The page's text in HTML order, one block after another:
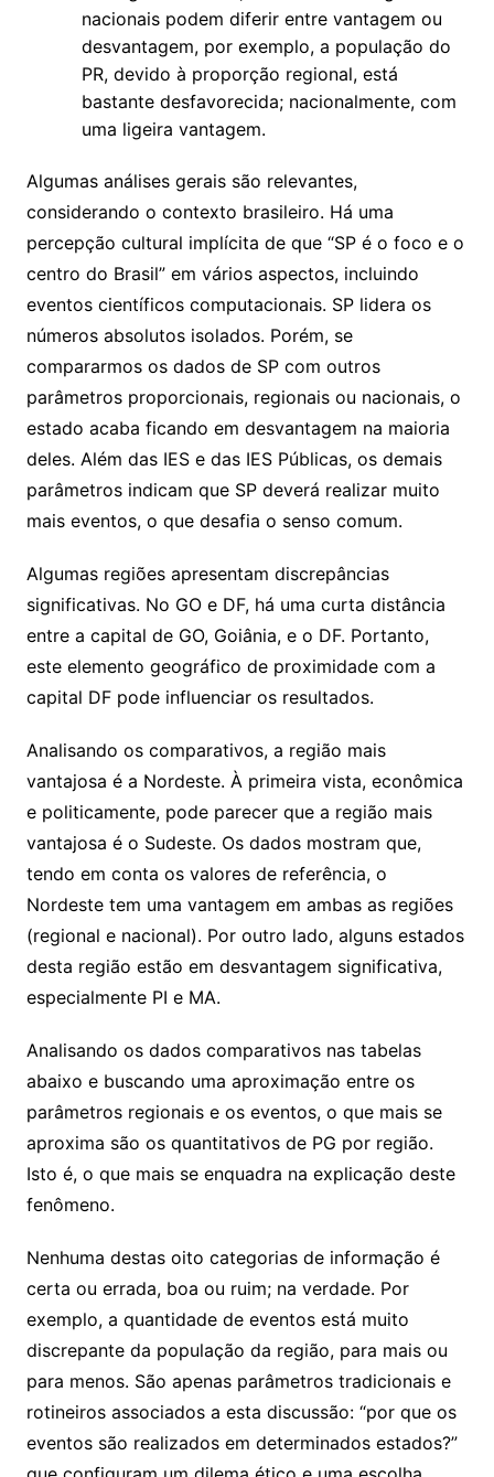
nacionais podem diferir entre vantagem ou
desvantagem, por exemplo, a população do
PR, devido à proporção regional, está
bastante desfavorecida; nacionalmente, com
uma ligeira vantagem.
Algumas análises gerais são relevantes,
considerando o contexto brasileiro. Há uma
percepção cultural implícita de que “SP é o foco e o
centro do Brasil” em vários aspectos, incluindo
eventos científicos computacionais. SP lidera os
números absolutos isolados. Porém, se
compararmos os dados de SP com outros
parâmetros proporcionais, regionais ou nacionais, o
estado acaba ficando em desvantagem na maioria
deles. Além das IES e das IES Públicas, os demais
parâmetros indicam que SP deverá realizar muito
mais eventos, o que desafia o senso comum.
Algumas regiões apresentam discrepâncias
significativas. No GO e DF, há uma curta distância
entre a capital de GO, Goiânia, e o DF. Portanto,
este elemento geográfico de proximidade com a
capital DF pode influenciar os resultados.
Analisando os comparativos, a região mais
vantajosa é a Nordeste. À primeira vista, econômica
e politicamente, pode parecer que a região mais
vantajosa é o Sudeste. Os dados mostram que,
tendo em conta os valores de referência, o
Nordeste tem uma vantagem em ambas as regiões
(regional e nacional). Por outro lado, alguns estados
desta região estão em desvantagem significativa,
especialmente PI e MA.
Analisando os dados comparativos nas tabelas
abaixo e buscando uma aproximação entre os
parâmetros regionais e os eventos, o que mais se
aproxima são os quantitativos de PG por região.
Isto é, o que mais se enquadra na explicação deste
fenômeno.
Nenhuma destas oito categorias de informação é
certa ou errada, boa ou ruim; na verdade. Por
exemplo, a quantidade de eventos está muito
discrepante da população da região, para mais ou
para menos. São apenas parâmetros tradicionais e
rotineiros associados a esta discussão: “por que os
eventos são realizados em determinados estados?”